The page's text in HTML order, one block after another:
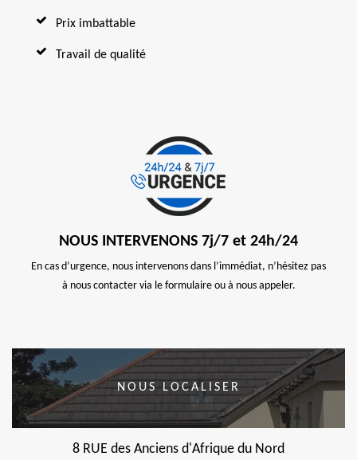
Prix imbattable
Travail de qualité
NOUS INTERVENONS 7j/7 et 24h/24
En cas d’urgence, nous intervenons dans l’immédiat, n’hésitez pas
à nous contacter via le formulaire ou à nous appeler.
NOUS LOCALISER
8 RUE des Anciens d'Afrique du Nord